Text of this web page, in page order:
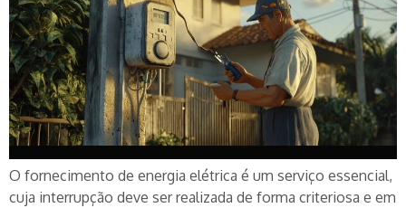
O fornecimento de energia elétrica é um serviço essencial,
cuja interrupção deve ser realizada de forma criteriosa e em